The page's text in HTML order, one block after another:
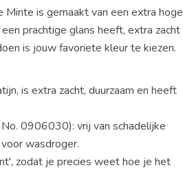
is gemaakt van een extra hoge
prachtige glans heeft, extra zacht
is jouw favoriete kleur te kiezen.
is extra zacht, duurzaam en heeft
0906030): vrij van schadelijke
wasdroger.
zodat je precies weet hoe je het